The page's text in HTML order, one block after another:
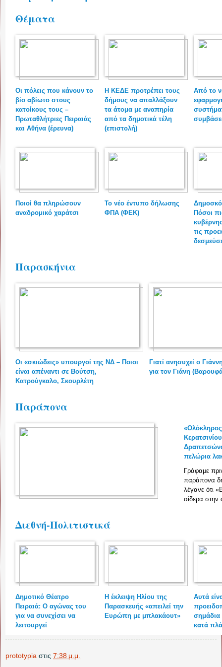
Θέματα
Οι πόλεις που κάνουν το
βίο αβίωτο στους
κατοίκους τους –
Πρωταθλήτριες Πειραιάς
και Αθήνα (έρευνα)
Η ΚΕΔΕ προτρέπει τους
δήμους να απαλλάξουν
τα άτομα με αναπηρία
από τα δημοτικά τέλη
(επιστολή)
Από το
Ποιοί θα πληρώσουν
αναδρομικό χαράτσι
Το νέο έντυπο δήλωσης
ΦΠΑ (ΦΕΚ)
Πόσοι
τις
Παρασκήνια
Οι «σκιώδεις» υπουργοί της ΝΔ – Ποιοι
είναι απέναντι σε Βούτση,
Κατρούγκαλο, Σκουρλέτη
Γιατί ανησυχεί ο
για τον Γιάνη
Παράπονα
πελώρια
Γράφαμε
παράπονα
λέγανε ότι
σίδερα
Διεθνή-Πολιτιστικά
Δημοτικό Θέατρο
Πειραιά: Ο αγώνας του
για να συνεχίσει να
λειτουργεί
H έκλειψη Ηλίου της
Παρασκευής «απειλεί την
Ευρώπη με μπλακάουτ»
Αυτά
σημάδια
κατά
prototypia στις 7:38 μ.μ.